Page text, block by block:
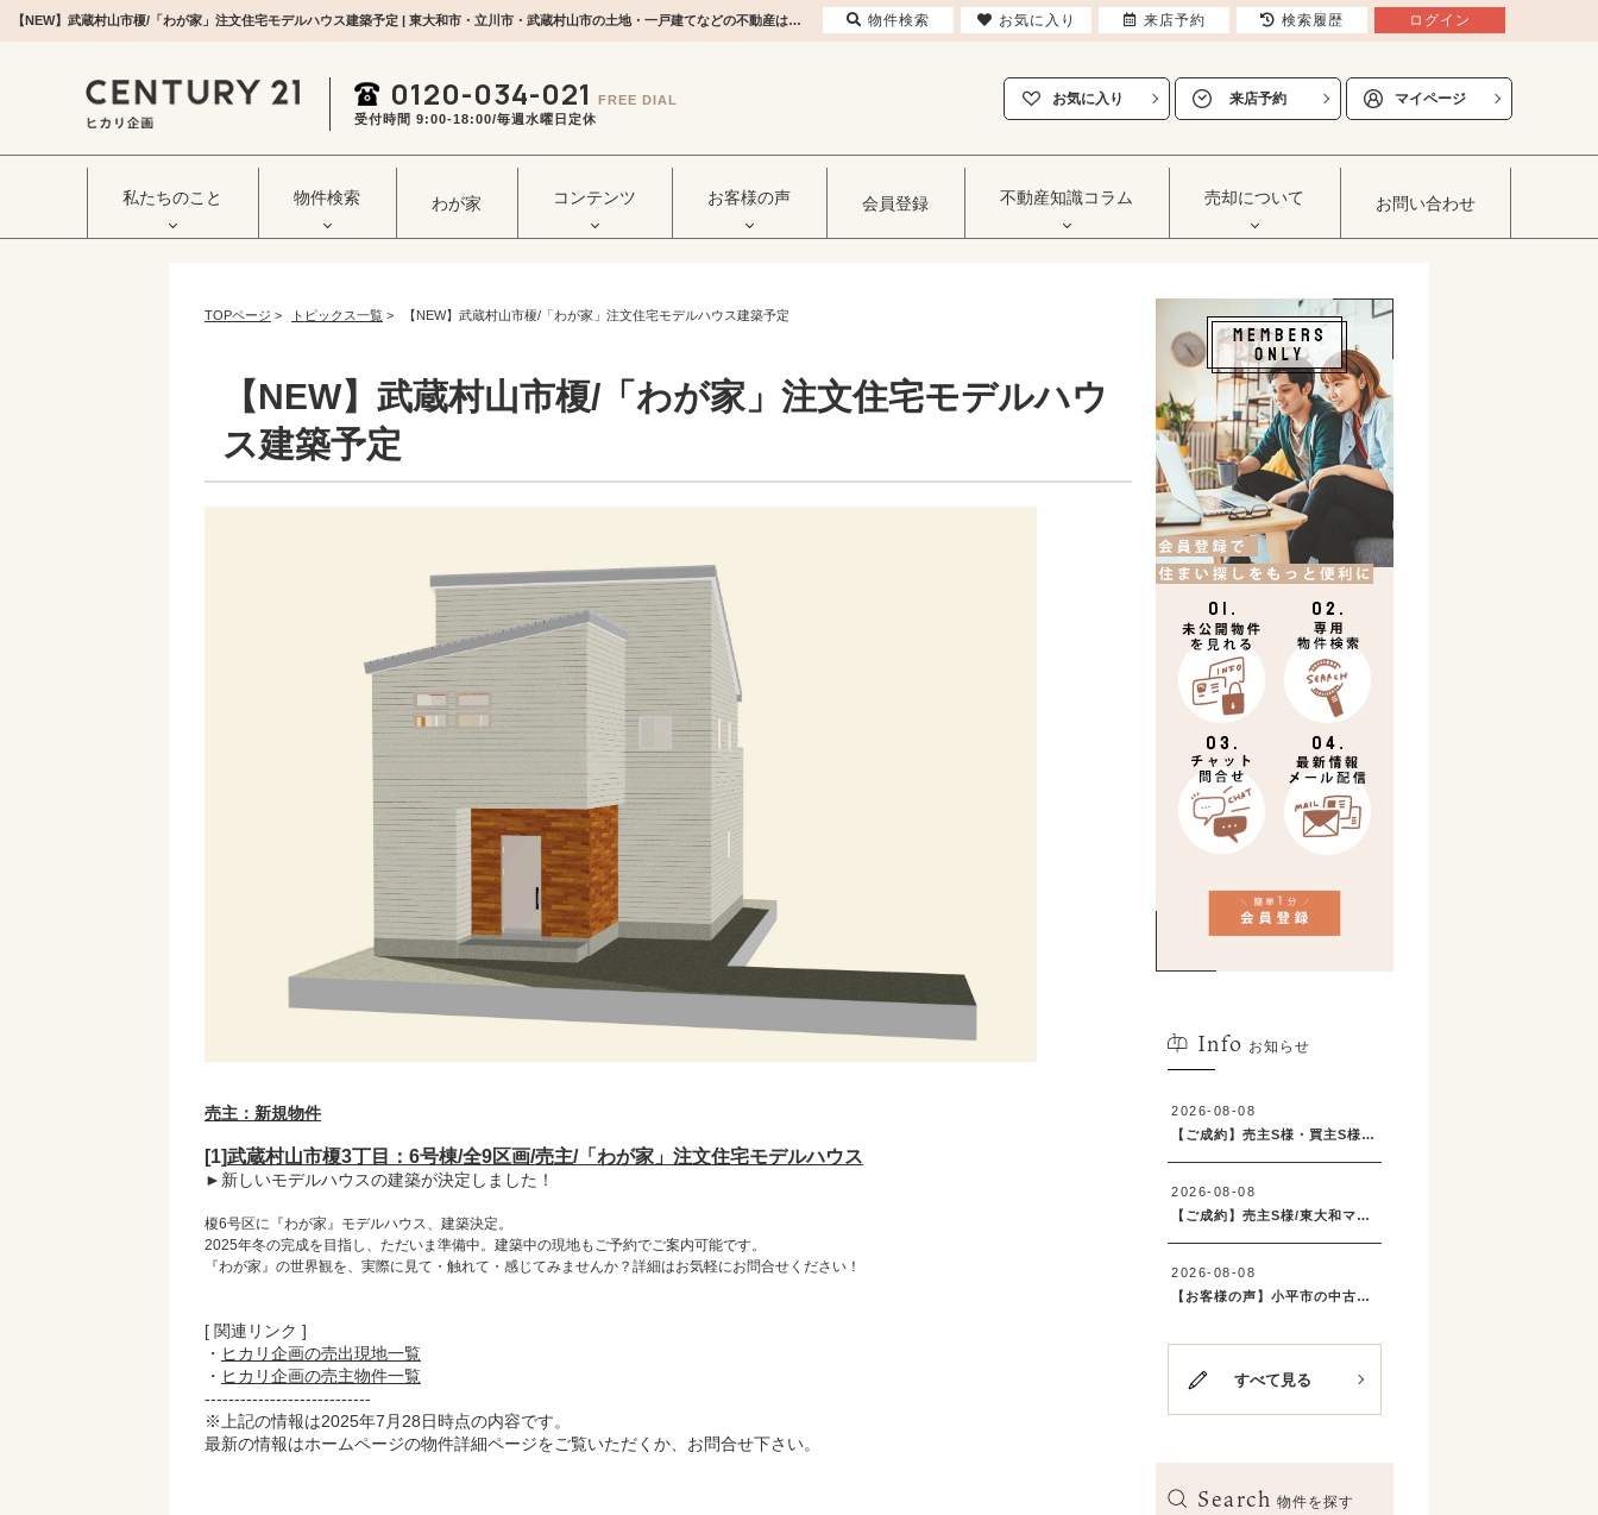
【NEW】武蔵村山市榎/「わが家」注文住宅モデルハウス建築予定 | 東大和市・立川市・武蔵村山市の土地・一戸建てなどの不動産はセンチュリー21ヒカリ企画へ
0120-034-021
FREE DIAL
受付時間 9:00‐18:00/毎週水曜日定休
お気に入り 来店予約 マイページ
私たちのこと 物件検索 わが家 コンテンツ お客様の声 会員登録 不動産知識コラム 売却について お問い合わせ
TOPページ > トピックス一覧 > 【NEW】武蔵村山市榎/「わが家」注文住宅モデルハウス建築予定
【NEW】武蔵村山市榎/「わが家」注文住宅モデルハウ
ス建築予定
売主：新規物件
[1]武蔵村山市榎3丁目：6号棟/全9区画/売主/「わが家」注文住宅モデルハウス
►新しいモデルハウスの建築が決定しました！
榎6号区に『わが家』モデルハウス、建築決定。
2025年冬の完成を目指し、ただいま準備中。建築中の現地もご予約でご案内可能です。
『わが家』の世界観を、実際に見て・触れて・感じてみませんか？詳細はお気軽にお問合せください！
[ 関連リンク ]
・ ヒカリ企画の売出現地一覧
・ ヒカリ企画の売主物件一覧
----------------------------
※上記の情報は2025年7月28日時点の内容です。
最新の情報はホームページの物件詳細ページをご覧いただくか、お問合せ下さい。
Info お知らせ
すべて見る
Search 物件を探す
物件検索 お気に入り 来店予約 検索履歴 ログイン